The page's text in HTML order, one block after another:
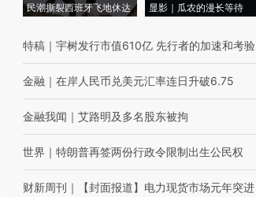
民潮撕裂西班牙飞地休达
显影｜瓜农的漫长等待
特稿 ｜ 宇树发行市值610亿 先行者的加速和考验
金融 ｜ 在岸人民币兑美元汇率连日升破6.75
金融我闻 ｜ 艾路明及多名股东被拘
世界 ｜ 特朗普再签两份行政令限制出生公民权
财新周刊 ｜ 【封面报道】电力现货市场元年突进